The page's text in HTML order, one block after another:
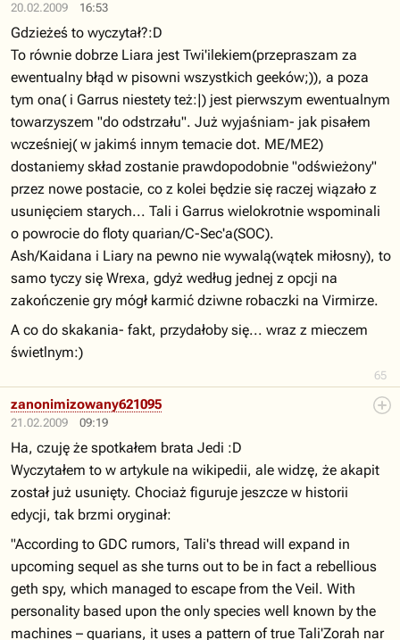
20.02.2009 16:53
65
Gdzieżeś to wyczytał?:D
To równie dobrze Liara jest Twi'ilekiem(przepraszam za
ewentualny błąd w pisowni wszystkich geeków;)), a poza
tym ona( i Garrus niestety też:|) jest pierwszym ewentualnym
towarzyszem "do odstrzału". Już wyjaśniam- jak pisałem
wcześniej( w jakimś innym temacie dot. ME/ME2)
dostaniemy skład zostanie prawdopodobnie "odświeżony"
przez nowe postacie, co z kolei będzie się raczej wiązało z
usunięciem starych... Tali i Garrus wielokrotnie wspominali
o powrocie do floty quarian/C-Sec'a(SOC).
Ash/Kaidana i Liary na pewno nie wywalą(wątek miłosny), to
samo tyczy się Wrexa, gdyż według jednej z opcji na
zakończenie gry mógł karmić dziwne robaczki na Virmirze.
A co do skakania- fakt, przydałoby się... wraz z mieczem
świetlnym:)
21.02.2009 09:19
zanonimizowany621095
Ha, czuję że spotkałem brata Jedi :D
Wyczytałem to w artykule na wikipedii, ale widzę, że akapit
został już usunięty. Chociaż figuruje jeszcze w historii
edycji, tak brzmi oryginał:
"According to GDC rumors, Tali's thread will expand in
upcoming sequel as she turns out to be in fact a rebellious
geth spy, which managed to escape from the Veil. With
personality based upon the only species well known by the
machines – quarians, it uses a pattern of true Tali'Zorah nar